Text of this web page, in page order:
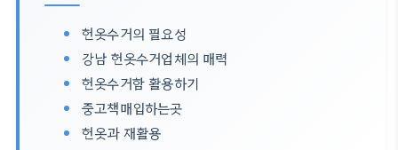
헌옷수거의 필요성
강남 헌옷수거업체의 매력
헌옷수거함 활용하기
중고책매입하는곳
헌옷과 재활용